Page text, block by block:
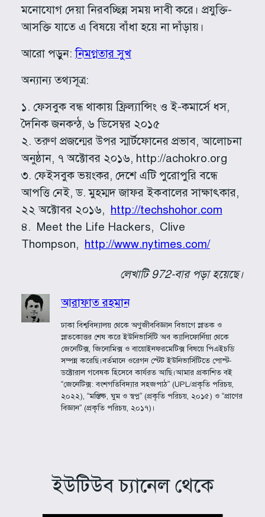
মনোযোগ দেয়া নিরবচ্ছিন্ন সময় দাবী করে। প্রযুক্তি-
আসক্তি যাতে এ বিষয়ে বাঁধা হয়ে না দাঁড়ায়।
আরো পড়ুন:নিমগ্নতার সুখ
অন্যান্য তথ্যসূত্র:
১. ফেসবুক বন্ধ থাকায় ফ্রিল্যান্সিং ও ই-কমার্সে ধস,
দৈনিক জনকন্ঠ, ৬ ডিসেম্বর ২০১৫
২. তরুণ প্রজন্মের উপর স্মার্টফোনের প্রভাব, আলোচনা
অনুষ্ঠান, ৭ অক্টোবর ২০১৬, http://achokro.org
৩. ফেইসবুক ভয়ংকর, দেশে এটি পুরোপুরি বন্ধে
আপত্তি নেই, ড. মুহম্মদ জাফর ইকবালের সাক্ষাৎকার,
২২ অক্টোবর ২০১৬, http://techshohor.com
৪. Meet the Life Hackers, Clive
Thompson, http://www.nytimes.com/
লেখাটি 972-বার পড়া হয়েছে।
আরাফাত রহমান
ঢাকা বিশ্ববিদ্যালয় থেকে অণুজীববিজ্ঞান বিভাগে স্নাতক ও
স্নাতকোত্তর শেষ করে ইউনিভার্সিটি অব ক্যালিফোর্নিয়া থেকে
জেনেটিক্স, জিনোমিক্স ও বায়োইনফরমেটিক্স বিষয়ে পিএইচডি
সম্পন্ন করেছি।বর্তমানে ওরেগন স্টেট ইউনিভার্সিটিতে পোস্ট-
ডক্টোরাল গবেষক হিসেবে কার্যরত আছি।আমার প্রকাশিত বই
“জেনেটিক্স: বংশগতিবিদ্যার সহজপাঠ” (UPL/প্রকৃতি পরিচয়,
২০২২), “মস্তিষ্ক, ঘুম ও স্বপ্ন” (প্রকৃতি পরিচয়, ২০১৫) ও “প্রাণের
বিজ্ঞান” (প্রকৃতি পরিচয়, ২০১৭)।
ইউটিউব চ্যানেল থেকে